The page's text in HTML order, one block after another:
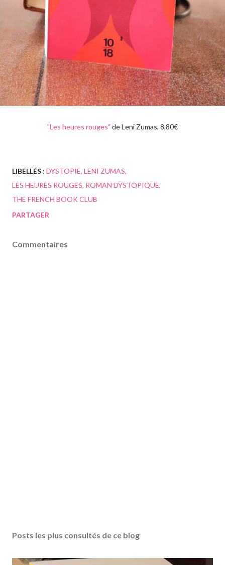
"Les heures rouges" de Leni Zumas, 8,80€
LIBELLÉS : DYSTOPIE LENI ZUMAS
LES HEURES ROUGES ROMAN DYSTOPIQUE
THE FRENCH BOOK CLUB
PARTAGER
Commentaires
Posts les plus consultés de ce blog